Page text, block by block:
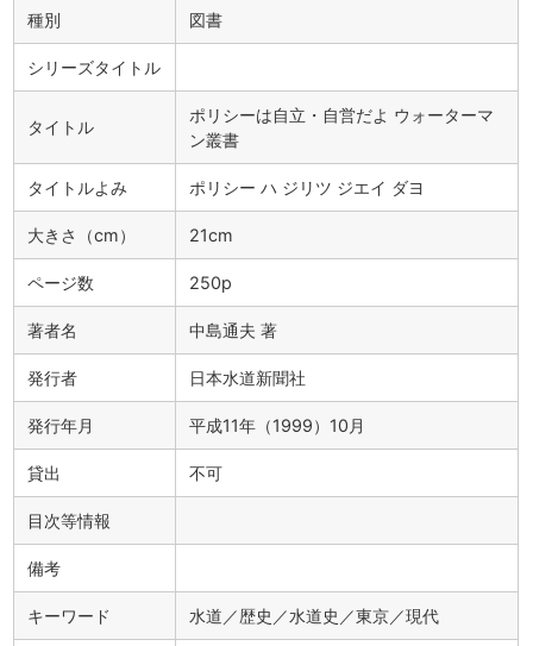
種別 図書
シリーズタイトル
タイトル
ポリシーは自立・自営だよ ウォーターマ
ン叢書
タイトルよみ ポリシー ハ ジリツ ジエイ ダヨ
大きさ（cm） 21cm
ページ数 250p
著者名 中島通夫 著
発行者 日本水道新聞社
発行年月 平成11年（1999）10月
貸出 不可
目次等情報
備考
キーワード 水道／歴史／水道史／東京／現代